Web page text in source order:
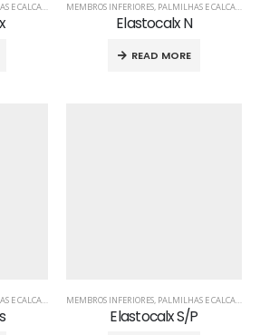
,PÉ,PRODUTOS ORTOPÉDICOS
MEMBROS INFERIORES, PALMILHAS E CALCANHEIRAS
Elastocalx N
READ MORE
,PÉ,PRODUTOS ORTOPÉDICOS
MEMBROS INFERIORES, PALMILHAS E CALCANHEIRAS
Elastocalx S/P